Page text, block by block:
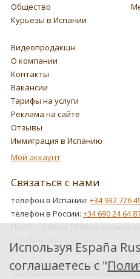
Общество
Курьезы в Испании
Видеопродакшн
О компании
Контакты
Вакансии
Тарифы на услуги
Реклама на сайте
Отзывы
Иммиграция в Испанию
Мой аккаунт
Связаться с нами
телефон в Испании: +34 932 726
телефон в России: +34 690 24 64
ПН-ПТ с 9:00 по 19:00 по
info@espanarusa.com
Соглашение пользователя
Политика конфиденциальности для
Используя España
соглашаетесь с "